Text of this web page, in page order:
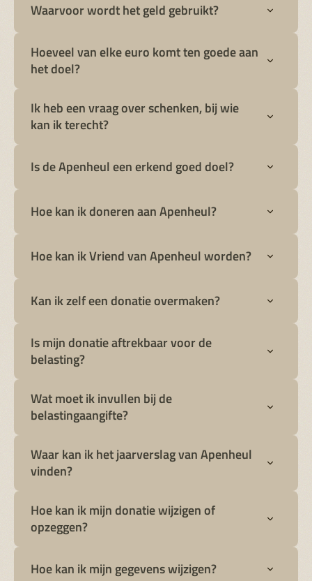
Waarvoor wordt het geld gebruikt?
Hoeveel van elke euro komt ten goede aan
het doel?
Ik heb een vraag over schenken, bij wie
kan ik terecht?
Is de Apenheul een erkend goed doel?
Hoe kan ik doneren aan Apenheul?
Hoe kan ik Vriend van Apenheul worden?
Kan ik zelf een donatie overmaken?
Is mijn donatie aftrekbaar voor de
belasting?
Wat moet ik invullen bij de
belastingaangifte?
Waar kan ik het jaarverslag van Apenheul
vinden?
Hoe kan ik mijn donatie wijzigen of
opzeggen?
Hoe kan ik mijn gegevens wijzigen?